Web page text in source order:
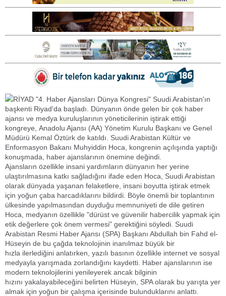
RİYAD "4. Haber Ajansları Dünya Kongresi" Suudi Arabistan'ın
başkenti Riyad'da başladı. Dünyanın önde gelen bir çok haber
ajansı ve medya kuruluşlarının yöneticilerinin iştirak ettiği
kongreye, Anadolu Ajansı (AA) Yönetim Kurulu Başkanı ve Genel
Müdürü Kemal Öztürk de katıldı. Suudi Arabistan Kültür ve
Enformasyon Bakanı Muhyiddin Hoca, kongrenin açılışında yaptığı
konuşmada, haber ajanslarının önemine değindi.
Ajansların özellikle insani yardımların dünyanın her yerine
ulaştırılmasına katkı sağladığını ifade eden Hoca, Suudi Arabistan
olarak dünyada yaşanan felaketlere, insani boyutta iştirak etmek
için yoğun çaba harcadıklarını bildirdi. Böyle önemli bir toplantının
ülkesinde yapılmasından duyduğu memnuniyeti de dile getiren
Hoca, medyanın özellikle "dürüst ve güvenilir habercilik yapmak için
etik değerlere çok önem vermesi" gerektiğini söyledi. Suudi
Arabistan Resmi Haber Ajansı (SPA) Başkanı Abdullah bin Fahd el-
Hüseyin de bu çağda teknolojinin inanılmaz büyük bir
hızla ilerlediğini anlatırken, yazılı basının özellikle internet ve sosyal
medyayla yarışmada zorlandığını kaydetti. Haber ajanslarının ise
modern teknolojilerini yenileyerek ancak bilginin
hızını yakalayabileceğini belirten Hüseyin, SPA olarak bu yarışta yer
almak için yoğun bir çalışma içerisinde bulunduklarını anlattı.